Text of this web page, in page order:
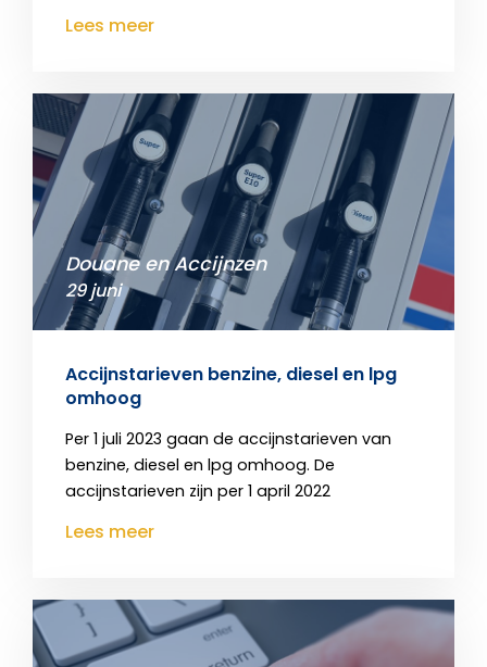
Lees meer
Douane en Accijnzen
29 juni
Accijnstarieven benzine, diesel en lpg
omhoog
Per 1 juli 2023 gaan de accijnstarieven van
benzine, diesel en lpg omhoog. De
accijnstarieven zijn per 1 april 2022
Lees meer